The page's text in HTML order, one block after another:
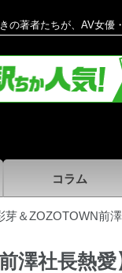
の著者たちが、AV女優
コラム
芽＆ZOZOTOWN前
澤社長熱